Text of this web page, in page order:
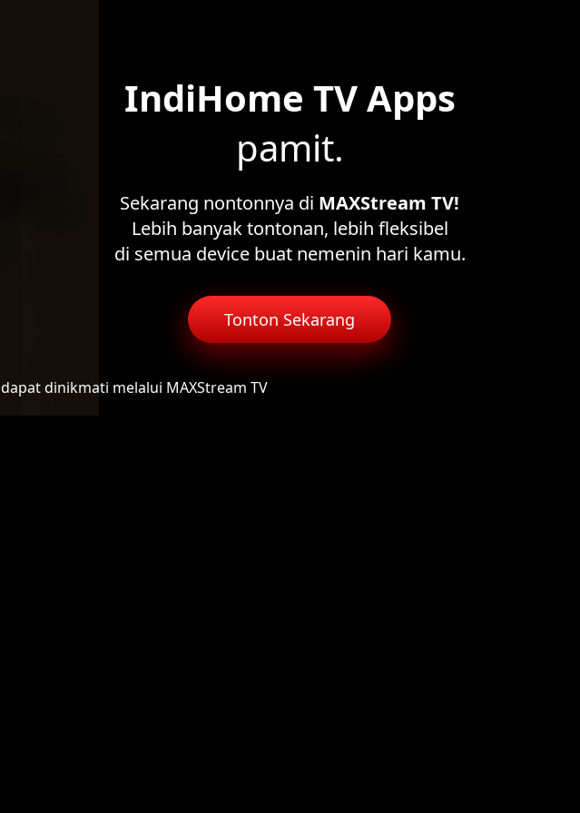
IndiHome TV Apps
pamit.
Sekarang nontonnya di MAXStream TV!
Lebih banyak tontonan, lebih fleksibel
di semua device buat nemenin hari kamu.
Tonton Sekarang
dapat dinikmati melalui MAXStream TV